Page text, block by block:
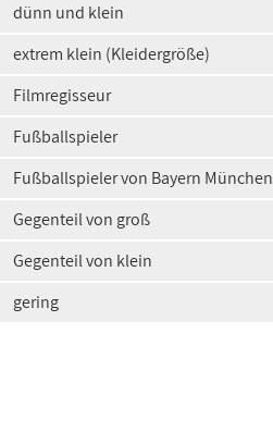
dünn und klein
extrem klein (Kleidergröße)
Filmregisseur
Fußballspieler
Fußballspieler von Bayern München
Gegenteil von groß
Gegenteil von klein
gering